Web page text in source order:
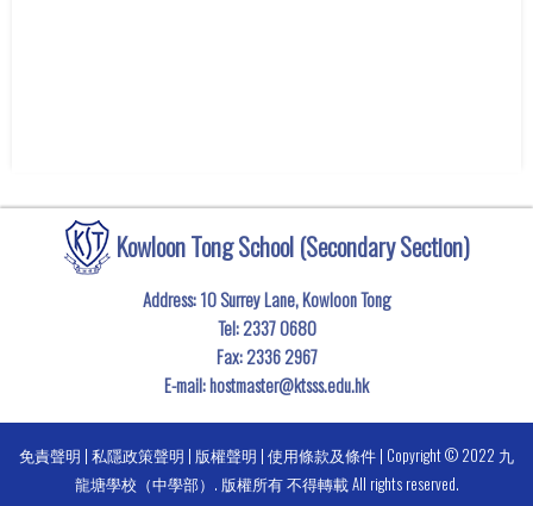
Kowloon Tong School (Secondary Section)
Address: 10 Surrey Lane, Kowloon Tong
Tel:2337 0680
Fax:2336 2967
E-mail:hostmaster@ktsss.edu.hk
免責聲明 | 私隱政策聲明 | 版權聲明 | 使用條款及條件 | Copyright © 2022 九
龍塘學校（中學部）. 版權所有 不得轉載 All rights reserved.